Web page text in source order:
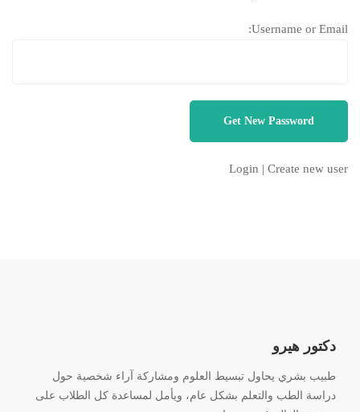
Username or Email:
Login | Create new user
دكتور هيرو
طبيب بشري يحاول تبسيط العلوم ومشاركة آراء شخصية حول
دراسة الطب والتعلم بشكل عام، ويأمل لمساعدة كل الطلاب على